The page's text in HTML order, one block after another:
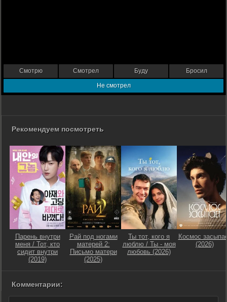
Смотрю Смотрел Буду Бросил
Не смотрел
Рекомендуем посмотреть
Парень внутри
меня / Тот, кто
сидит внутри
(2019)
Рай под ногами
матерей 2:
Письмо матери
(2025)
Ты тот, кого я
люблю / Ты - моя
любовь (2026)
Космос
(2026)
Комментарии: